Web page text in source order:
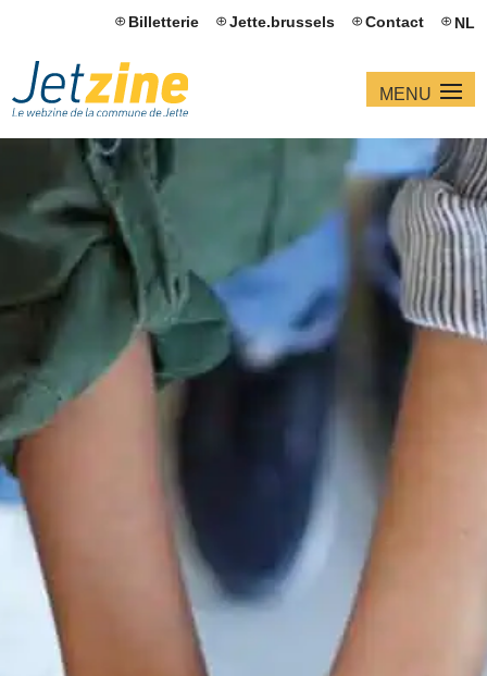
Billetterie Jette.brussels Contact NL